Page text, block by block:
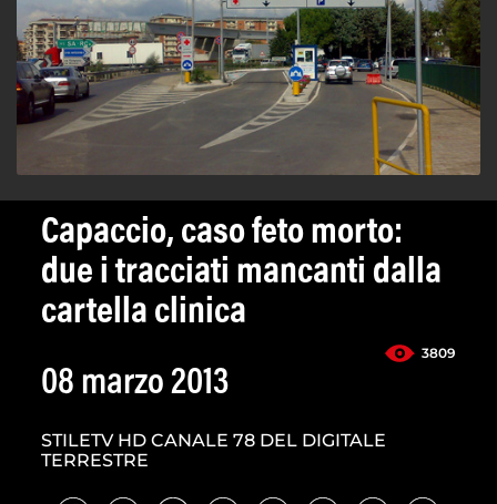
Capaccio, caso feto morto:
due i tracciati mancanti dalla
cartella clinica
3809
08 marzo 2013
STILETV HD CANALE 78 DEL DIGITALE
TERRESTRE